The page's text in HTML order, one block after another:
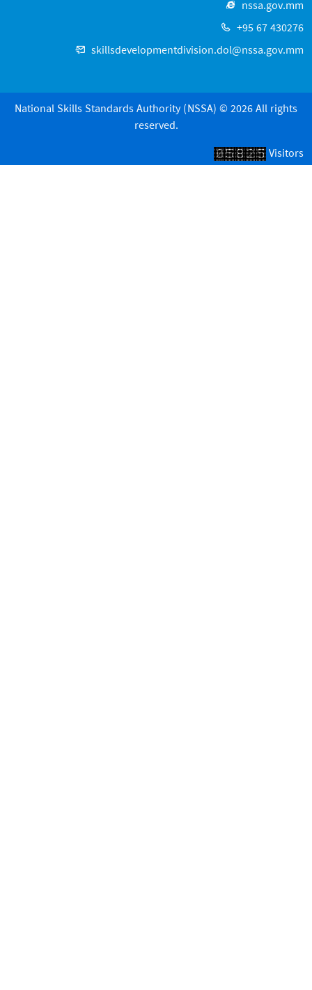
nssa.gov.mm
+95 67 430276
skillsdevelopmentdivision.dol@nssa.gov.mm
National Skills Standards Authority (NSSA) © 2026 All rights
reserved.
Visitors